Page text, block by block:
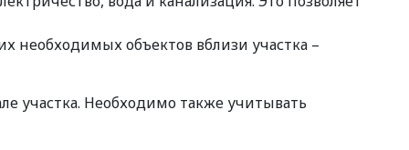
необходимых объектов вблизи участка –
участка. Необходимо также учитывать